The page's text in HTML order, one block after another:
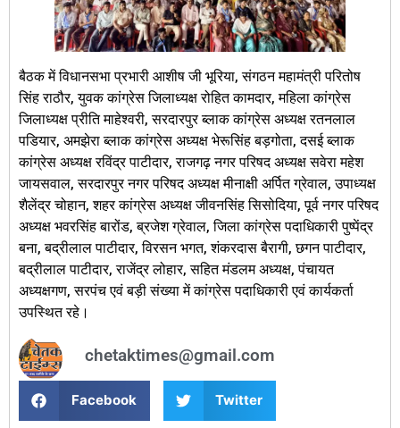
बैठक में विधानसभा प्रभारी आशीष जी भूरिया, संगठन महामंत्री परितोष
सिंह राठौर, युवक कांग्रेस जिलाध्यक्ष रोहित कामदार, महिला कांग्रेस
जिलाध्यक्ष प्रीति माहेश्वरी, सरदारपुर ब्लाक कांग्रेस अध्यक्ष रतनलाल
पडियार, अमझेरा ब्लाक कांग्रेस अध्यक्ष भेरूसिंह बड़गोता, दसई ब्लाक
कांग्रेस अध्यक्ष रविंद्र पाटीदार, राजगढ़ नगर परिषद अध्यक्ष सवेरा महेश
जायसवाल, सरदारपुर नगर परिषद अध्यक्ष मीनाक्षी अर्पित ग्रेवाल, उपाध्यक्ष
शैलेंद्र चोहान, शहर कांग्रेस अध्यक्ष जीवनसिंह सिसोदिया, पूर्व नगर परिषद
अध्यक्ष भवरसिंह बारोंड, ब्रजेश ग्रेवाल, जिला कांग्रेस पदाधिकारी पुष्पेंद्र
बना, बद्रीलाल पाटीदार, विरसन भगत, शंकरदास बैरागी, छगन पाटीदार,
बद्रीलाल पाटीदार, राजेंद्र लोहार, सहित मंडलम अध्यक्ष, पंचायत
अध्यक्षगण, सरपंच एवं बड़ी संख्या में कांग्रेस पदाधिकारी एवं कार्यकर्ता
उपस्थित रहे।
chetaktimes@gmail.com
Facebook Twitter